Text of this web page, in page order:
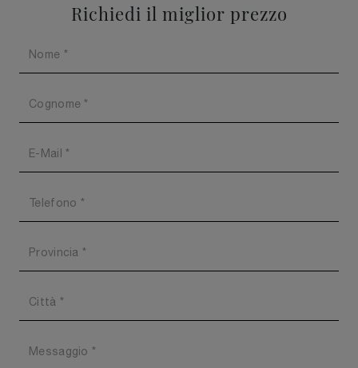
Richiedi il miglior prezzo